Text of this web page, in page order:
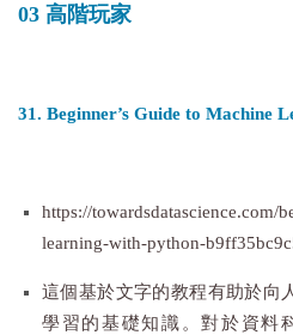
03 高階玩家
31. Beginner’s Guide to Machine
https://towardsdatascience.com/
learning-with-python-
這個基於文字的教程有助於向
學習的基礎知識。對於資料